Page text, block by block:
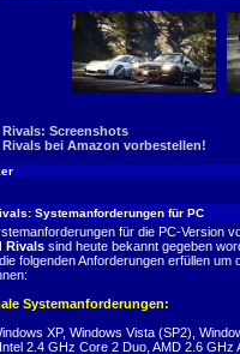
Rivals: Screenshots
Rivals bei Amazon vorbestellen!
Systemanforderungen für PC
für die PC-Version
Rivals sind heute bekannt gegeben
folgenden Anforderungen erfüllen um
Systemanforderungen:
XP, Windows Vista (SP2),
Intel 2.4 GHz Core 2 Duo, AMD 2.6 GHz